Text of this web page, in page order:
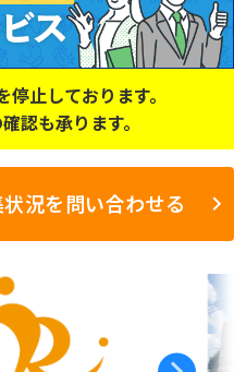
止しております。
認も承ります。
況を問い合わせる